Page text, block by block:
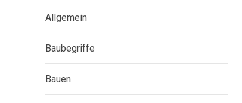
Allgemein
Baubegriffe
Bauen